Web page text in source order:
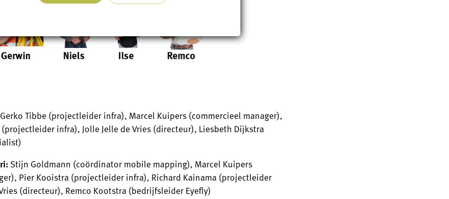
Gerko Tibbe (projectleider infra), Marcel Kuipers (commercieel manager),
(projectleider infra), Jolle Jelle de Vries (directeur), Liesbeth Dijkstra
Stijn Goldmann (coördinator mobile mapping), Marcel Kuipers
Pier Kooistra (projectleider infra), Richard Kainama (projectleider
(directeur), Remco Kootstra (bedrijfsleider Eyefly)